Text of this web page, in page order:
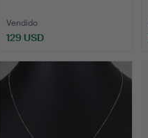
Vendido
129 USD